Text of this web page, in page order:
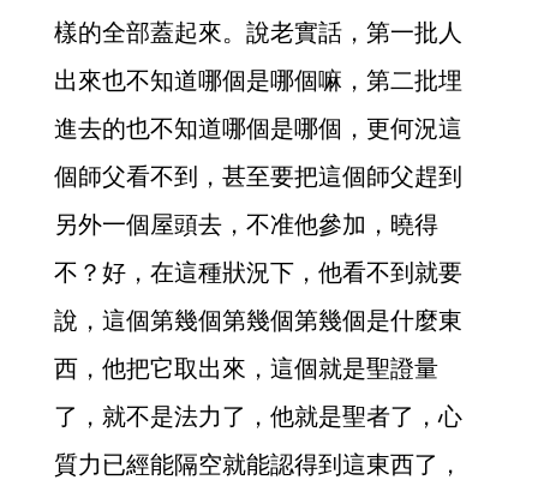
樣的全部蓋起來。說老實話，第一批人
出來也不知道哪個是哪個嘛，第二批埋
進去的也不知道哪個是哪個，更何況這
個師父看不到，甚至要把這個師父趕到
另外一個屋頭去，不准他參加，曉得
不？好，在這種狀況下，他看不到就要
說，這個第幾個第幾個第幾個是什麼東
西，他把它取出來，這個就是聖證量
了，就不是法力了，他就是聖者了，心
質力已經能隔空就能認得到這東西了，